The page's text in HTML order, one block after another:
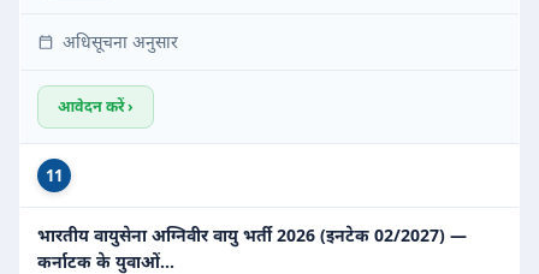
अधिसूचना अनुसार
आवेदन करें ›
11
भारतीय वायुसेना अग्निवीर वायु भर्ती 2026 (इनटेक 02/2027) —
कर्नाटक के युवाओं…